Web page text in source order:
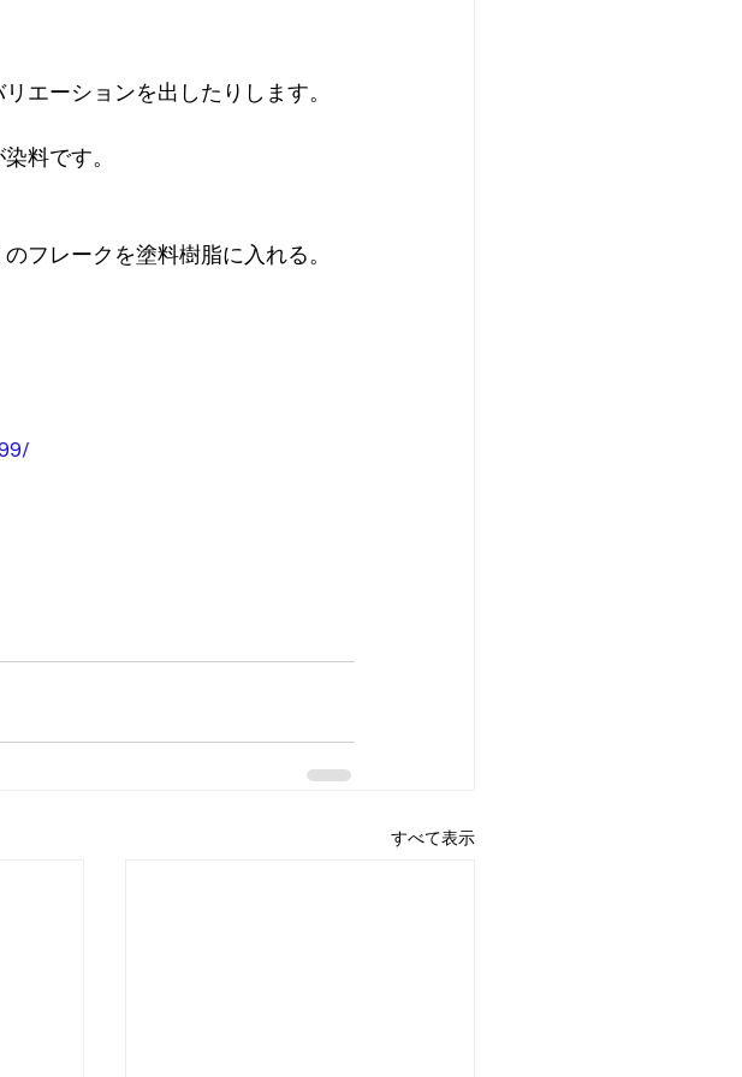
エーションを出したりします。
料です。
フレークを塗料樹脂に入れる。
すべて表示